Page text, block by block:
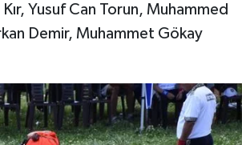
Yusuf Can Torun, Muhammed
Demir, Muhammet Gökay